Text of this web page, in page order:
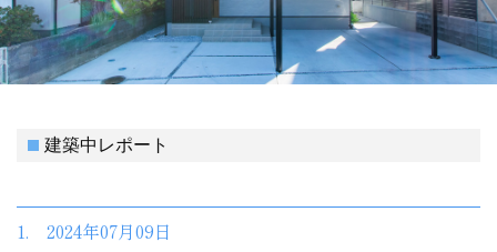
建築中レポート
1. 2024年07月09日